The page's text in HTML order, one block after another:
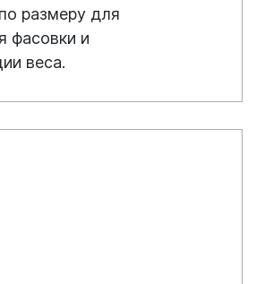
размеру для
фасовки и
веса.